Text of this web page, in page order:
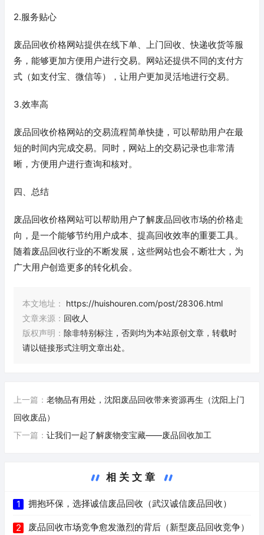
2.服务贴心
废品回收价格网站提供在线下单、上门回收、快递收货等服
务，能够更加方便用户进行交易。网站还提供不同的支付方
式（如支付宝、微信等），让用户更加灵活地进行交易。
3.效率高
废品回收价格网站的交易流程简单快捷，可以帮助用户在最
短的时间内完成交易。同时，网站上的交易记录也非常清
晰，方便用户进行查询和核对。
四、总结
废品回收价格网站可以帮助用户了解废品回收市场的价格走
向，是一个能够节约用户成本、提高回收效率的重要工具。
随着废品回收行业的不断发展，这些网站也会不断壮大，为
广大用户创造更多的转化机会。
本文地址：
https://huishouren.com/post/28306.html
文章来源： 回收人
版权声明： 除非特别标注，否则均为本站原创文章，转载时
请以链接形式注明文章出处。
上一篇： 老物品有用处，沈阳废品回收带来资源再生（沈阳上门
回收废品）
下一篇： 让我们一起了解废物变宝藏——废品回收加工
相关文章
1 拥抱环保，选择诚信废品回收（武汉诚信废品回收）
2 废品回收市场竞争愈发激烈的背后（新型废品回收竞争）